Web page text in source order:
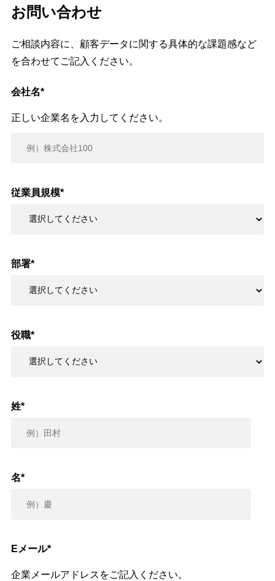
お問い合わせ
ご相談内容に、顧客データに関する具体的な課題感など
を合わせてご記入ください。
会社名*
正しい企業名を入力してください。
従業員規模*
部署*
役職*
姓*
名*
Eメール*
企業メールアドレスをご記入ください。